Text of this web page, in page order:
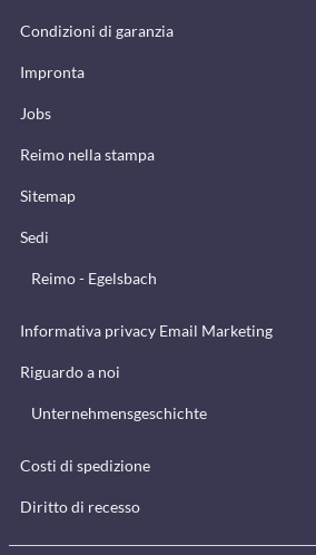
Condizioni di garanzia
Impronta
Jobs
Reimo nella stampa
Sitemap
Sedi
Reimo - Egelsbach
Informativa privacy Email Marketing
Riguardo a noi
Unternehmensgeschichte
Costi di spedizione
Diritto di recesso